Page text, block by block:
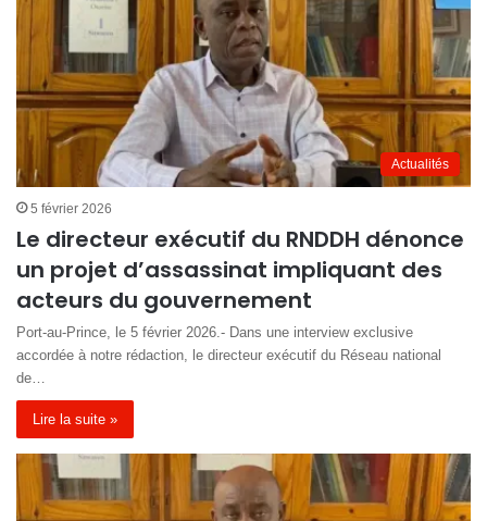
Actualités
5 février 2026
Le directeur exécutif du RNDDH dénonce
un projet d’assassinat impliquant des
acteurs du gouvernement
Port-au-Prince, le 5 février 2026.- Dans une interview exclusive
accordée à notre rédaction, le directeur exécutif du Réseau national
de…
Lire la suite »